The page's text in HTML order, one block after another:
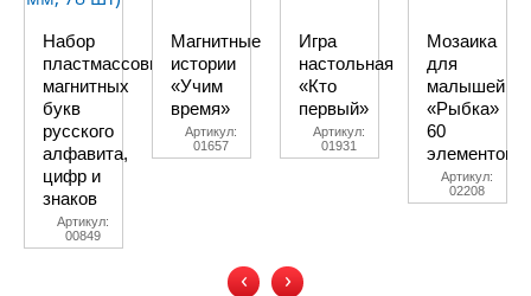
Набор
пластмассовых
магнитных
букв
русского
алфавита,
цифр и
знаков
Артикул:
00849
Магнитные
истории
«Учим
время»
Артикул:
01657
Игра
настольная
«Кто
первый»
Артикул:
01931
Мозаика
для
малышей
«Рыбка»
60
элементов
Артикул:
02208
‹ ›